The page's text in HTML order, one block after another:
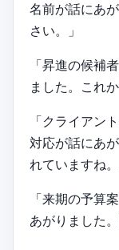
名前が話にあ
さい。」
「昇進の候補
ました。これ
「クライアン
対応が話にあ
れていますね。
「来期の予算
あがりました